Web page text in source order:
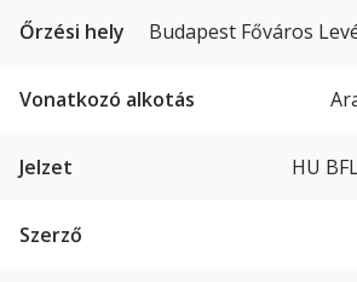
Őrzési hely Budapest Főváros
Vonatkozó alkotás
Jelzet HU
Szerző